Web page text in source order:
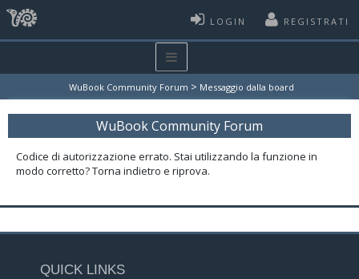
LOGIN REGISTRATI
WuBook Community Forum > Messaggio dalla board
WuBook Community Forum
Codice di autorizzazione errato. Stai utilizzando la funzione in
modo corretto? Torna indietro e riprova.
QUICK LINKS